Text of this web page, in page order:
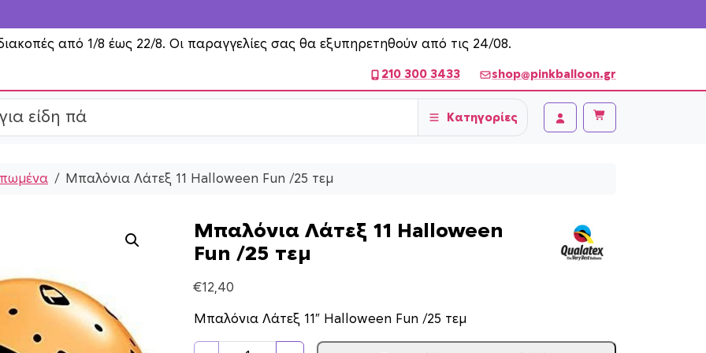
από 1/8 έως 22/8. Οι παραγγελίες σας θα εξυπηρετηθούν από τις 24/08.
210 300 3433 shop@pinkballoon.gr
Κατηγορίες
Account
Cart
Μπαλόνια Λάτεξ 11 Halloween Fun /25 τεμ
Μπαλόνια Λάτεξ 11 Halloween
Fun /25 τεμ
€12,40
Μπαλόνια Λάτεξ 11″ Halloween Fun /25 τεμ